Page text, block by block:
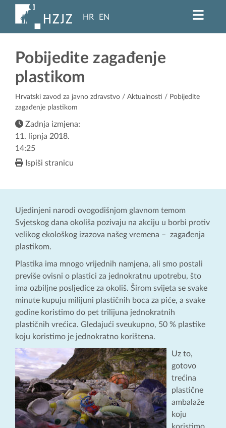
HR EN
Pobijedite zagađenje
plastikom
Hrvatski zavod za javno zdravstvo / Aktualnosti / Pobijedite
zagađenje plastikom
Zadnja izmjena:
11. lipnja 2018.
14:25
Ispiši stranicu
Ujedinjeni narodi ovogodišnjom glavnom temom
Svjetskog dana okoliša pozivaju na akciju u borbi protiv
velikog ekološkog izazova našeg vremena – zagađenja
plastikom.
Plastika ima mnogo vrijednih namjena, ali smo postali
previše ovisni o plastici za jednokratnu upotrebu, što
ima ozbiljne posljedice za okoliš. Širom svijeta se svake
minute kupuju milijuni plastičnih boca za piće, a svake
godine koristimo do pet trilijuna jednokratnih
plastičnih vrećica. Gledajući sveukupno, 50 % plastike
koju koristimo je jednokratno korištena.
Uz to,
gotovo
trećina
plastične
ambalaže
koju